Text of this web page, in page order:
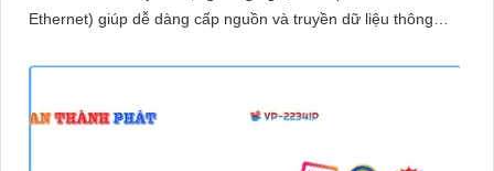
Ethernet) giúp dễ dàng cấp nguồn và truyền dữ liệu thông